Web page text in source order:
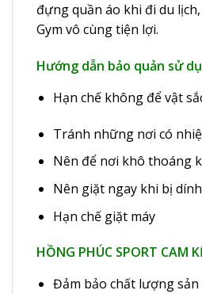
đựng quần áo khi đi du
Gym vô cùng tiện lợi.
Hướng dẫn bảo quản sử
Hạn chế không để vật
Tránh những nơi có
Nên để nơi khô thoáng
Nên giặt ngay khi bị
Hạn chế giặt máy
HỒNG PHÚC SPORT CAM
Đảm bảo chất lượng